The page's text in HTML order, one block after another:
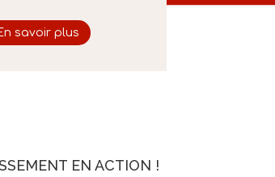
savoir plus
EN ACTION !